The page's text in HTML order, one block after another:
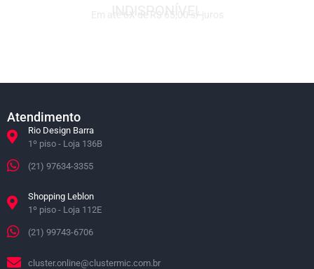
Atendimento
Rio Design Barra
1º piso - Loja 136B
(21) 97634-3355
Shopping Leblon
1º piso - Loja 112E
(21) 99743-6706
cluster.online@clustermic.com.br